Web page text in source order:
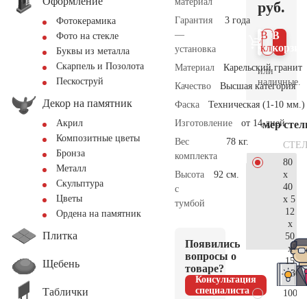
Фотокерамика
Фото на стекле
Буквы из металла
Скарпель и Позолота
Пескоструй
Декор на памятник
Акрил
Композитные цветы
Бронза
Металл
Скульптура
Цветы
Ордена на памятник
Плитка
Щебень
Таблички
Гарантия
—
установка
3 года
Материал
Карельский гранит
Качество
Высшая категория
Фаска
Техническая (1-10 мм.)
Изготовление
от 14 дней
Вес
комплекта
78 кг.
Высота
с
тумбой
92 см.
Появились
вопросы о
товаре?
Консультация
специалиста
руб.
В
В 1
клик
или
наличные.
Размер
80
x
40
x 5
12
x
50
x
15
100